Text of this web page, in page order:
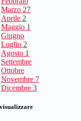
Marzo 27
Aprile 2
Maggio 1
Giugno
Luglio 2
Agosto 1
Settembre
Ottobre
Novembre 7
Dicembre 3